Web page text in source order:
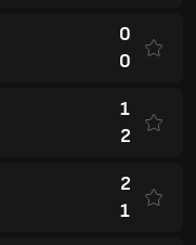
0
0
1
2
2
1